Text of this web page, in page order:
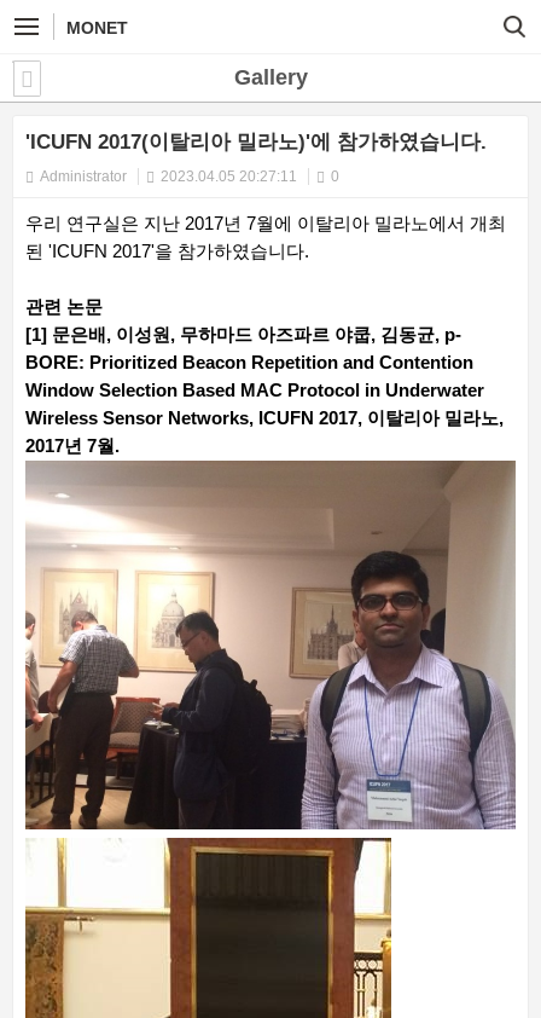
MONET
Gallery
'ICUFN 2017(이탈리아 밀라노)'에 참가하였습니다.
Administrator 2023.04.05 20:27:11 0
우리 연구실은 지난 2017년 7월에 이탈리아 밀라노에서 개최
된 'ICUFN 2017'을 참가하였습니다.
관련 논문
[1] 문은배, 이성원, 무하마드 아즈파르 야쿱, 김동균, p-
BORE: Prioritized Beacon Repetition and Contention
Window Selection Based MAC Protocol in Underwater
Wireless Sensor Networks, ICUFN 2017, 이탈리아 밀라노,
2017년 7월.